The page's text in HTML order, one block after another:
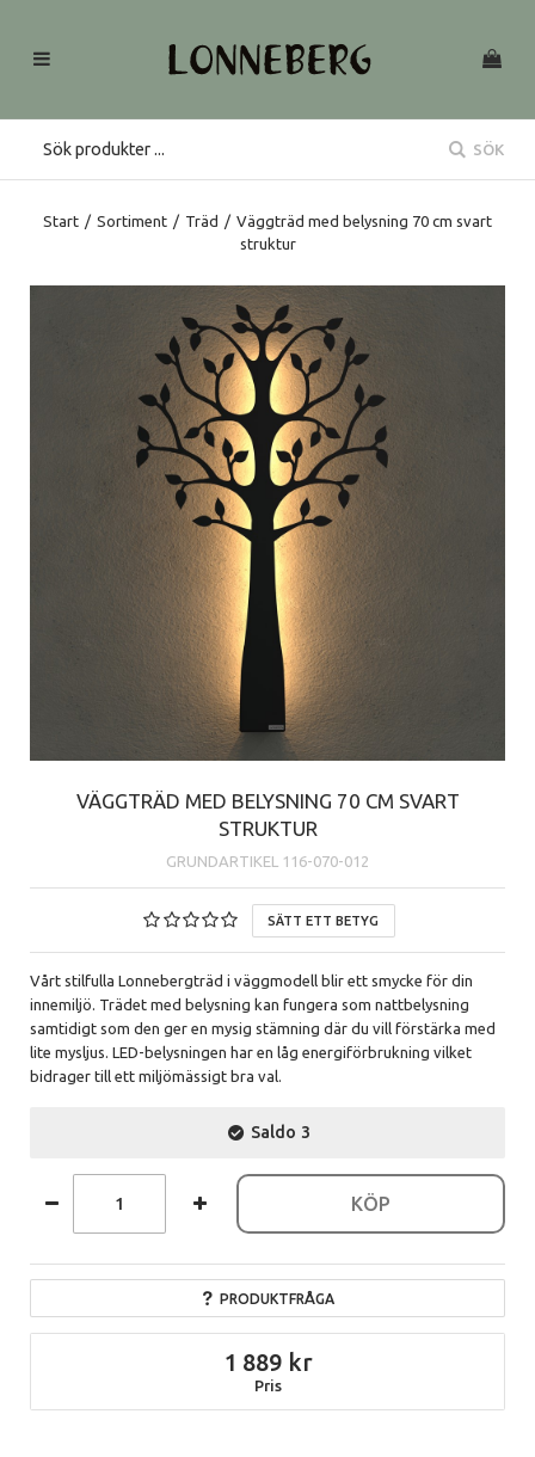
SÖK
Start / Sortiment / Träd / Väggträd med belysning 70 cm svart
struktur
VÄGGTRÄD MED BELYSNING 70 CM SVART
STRUKTUR
GRUNDARTIKEL 116-070-012
SÄTT ETT BETYG
Vårt stilfulla Lonnebergträd i väggmodell blir ett smycke för din
innemiljö. Trädet med belysning kan fungera som nattbelysning
samtidigt som den ger en mysig stämning där du vill förstärka med
lite mysljus. LED-belysningen har en låg energiförbrukning vilket
bidrager till ett miljömässigt bra val.
Pris
1 889
Saldo 3
PRODUKTFRÅGA
KÖP